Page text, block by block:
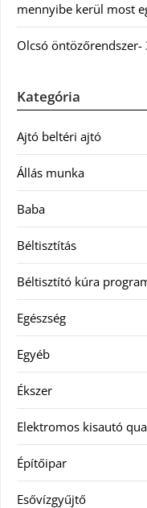
mennyibe kerül most
Olcsó
Kategória
Ajtó beltéri ajtó
Állás munka
Baba
Béltisztítás
Béltisztító kúra
Egészség
Egyéb
Ékszer
Elektromos kisautó
Építőipar
Esővízgyűjtő